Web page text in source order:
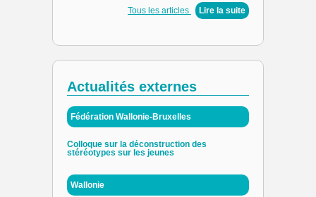
Tous les articles Lire la suite
Actualités externes
Fédération Wallonie-Bruxelles
Colloque sur la déconstruction des
stéréotypes sur les jeunes
Wallonie